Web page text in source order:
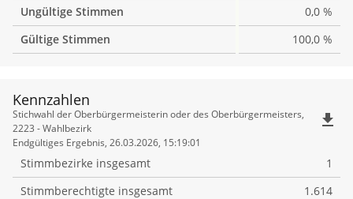
Ungültige Stimmen
0,0 %
Gültige Stimmen
100,0 %
Kennzahlen
Kennzahlen
Stichwahl der Oberbürgermeisterin oder des Oberbürgermeisters,
2223 - Wahlbezirk
Endgültiges Ergebnis, 26.03.2026, 15:19:01
file_download
Stimmbezirke insgesamt
1
Stimmberechtigte insgesamt
1.614